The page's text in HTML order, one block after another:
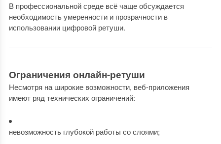
В профессиональной среде всё чаще обсуждается
необходимость умеренности и прозрачности в
использовании цифровой ретуши.
Ограничения онлайн-ретуши
Несмотря на широкие возможности, веб-приложения
имеют ряд технических ограничений:
невозможность глубокой работы со слоями;